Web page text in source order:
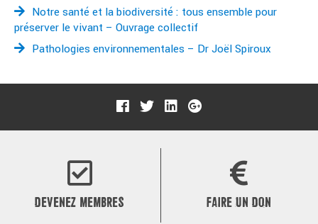
Notre santé et la biodiversité : tous ensemble pour
préserver le vivant – Ouvrage collectif
Pathologies environnementales – Dr Joël Spiroux
DEVENEZ MEMBRES FAIRE UN DON